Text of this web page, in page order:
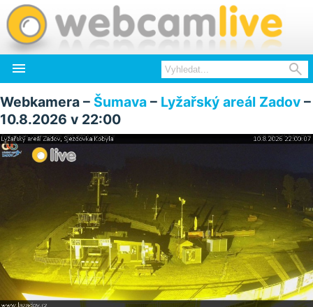
 
Webkamera – Šumava – Lyžařský areál Zadov –
10.8.2026 v 22:00